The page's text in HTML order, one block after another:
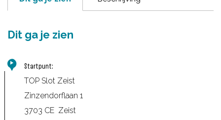
Dit ga je zien
Startpunt:
TOP Slot Zeist
Zinzendorflaan 1
3703 CE Zeist